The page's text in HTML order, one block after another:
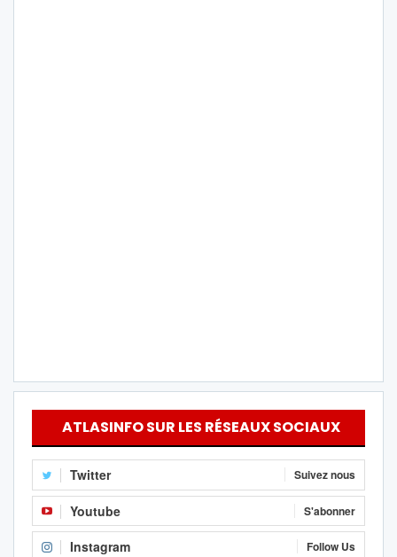
ATLASINFO SUR LES RÉSEAUX SOCIAUX
Twitter Suivez nous
Youtube S'abonner
Instagram Follow Us